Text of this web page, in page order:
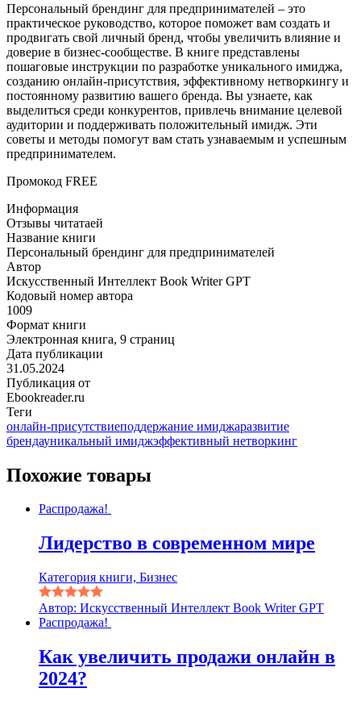
Персональный брендинг для предпринимателей – это
практическое руководство, которое поможет вам создать и
продвигать свой личный бренд, чтобы увеличить влияние и
доверие в бизнес-сообществе. В книге представлены
пошаговые инструкции по разработке уникального имиджа,
созданию онлайн-присутствия, эффективному нетворкингу и
постоянному развитию вашего бренда. Вы узнаете, как
выделиться среди конкурентов, привлечь внимание целевой
аудитории и поддерживать положительный имидж. Эти
советы и методы помогут вам стать узнаваемым и успешным
предпринимателем.
Промокод FREE
Информация
Отзывы читатаей
Название книги
Персональный брендинг для предпринимателей
Автор
Искусственный Интеллект Book Writer GPT
Кодовый номер автора
1009
Формат книги
Электронная книга, 9 страниц
Дата публикации
31.05.2024
Публикация от
Ebookreader.ru
Теги
онлайн-присутствиеподдержание имиджаразвитие
брендауникальный имиджэффективный нетворкинг
Похожие товары
Распродажа!
Лидерство в современном мире
Категория книги, Бизнес
Автор: Искусственный Интеллект Book Writer GPT
Распродажа!
Как увеличить продажи онлайн в
2024?